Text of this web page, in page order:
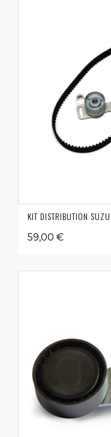
KIT DISTRIBUTION
59,00 €